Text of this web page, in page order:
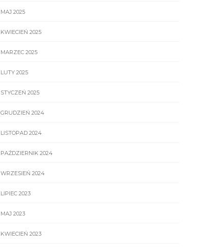
MAJ 2025
KWIECIEŃ 2025
MARZEC 2025
LUTY 2025
STYCZEŃ 2025
GRUDZIEŃ 2024
LISTOPAD 2024
PAŹDZIERNIK 2024
WRZESIEŃ 2024
LIPIEC 2023
MAJ 2023
KWIECIEŃ 2023